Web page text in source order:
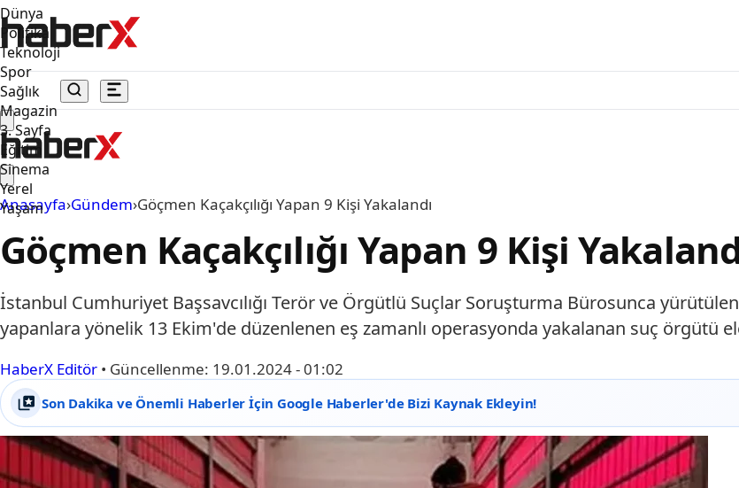
Dünya
Politika
Teknoloji
Spor
Sağlık
Magazin
3. Sayfa
Eğitim
Sinema
Yerel
Yaşam
Anasayfa›Gündem›Göçmen Kaçakçılığı Yapan 9 Kişi Yakalandı
Göçmen Kaçakçılığı Yapan 9 Kişi
İstanbul Cumhuriyet Başsavcılığı Terör ve Örgütlü Suçlar Soruşturma Bürosunca
yapanlara yönelik 13 Ekim'de düzenlenen eş zamanlı operasyonda yakalanan suç örgütü
HaberX Editör • Güncellenme: 19.01.2024 - 01:02
Son Dakika ve Önemli Haberler İçin Google Haberler'de Bizi Kaynak Ekleyin!